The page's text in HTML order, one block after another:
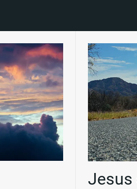
Jesus